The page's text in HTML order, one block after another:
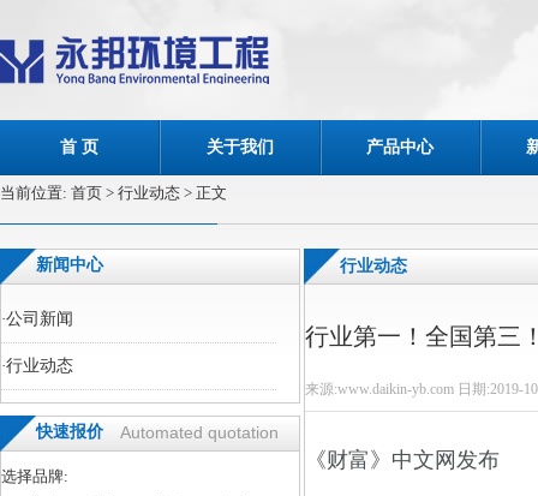
首 页 关于我们 产品中心
当前位置: 首页 > 行业动态 > 正文
新闻中心
·公司新闻
·行业动态
快速报价 Automated quotation
选择品牌:
行业动态
行业第一！全国第三
来源:www.daikin-yb.com 日期:2019-
《财富》中文网发布